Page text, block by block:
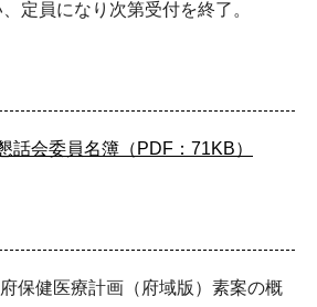
定員になり次第受付を終了。
話会委員名簿（PDF：71KB）
府保健医療計画（府域版）素案の概